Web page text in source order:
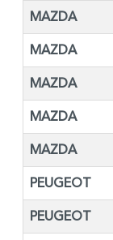
MAZDA
MAZDA
MAZDA
MAZDA
MAZDA
PEUGEOT
PEUGEOT